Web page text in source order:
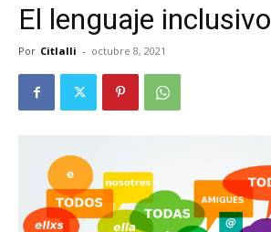
El lenguaje inclusivo
Por Citlalli - octubre 8, 2021